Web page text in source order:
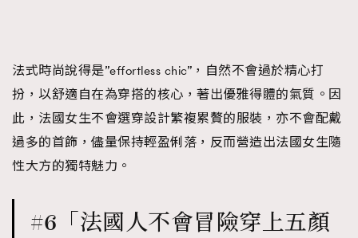
法式時尚說得是”effortless chic”，自然不會過於精心打
扮，以舒適自在為穿搭的核心，著出優雅得體的氣質。因
此，法國女生不會選穿設計繁複累贅的服裝，亦不會配戴
過多的首飾，儘量保持輕盈俐落，反而營造出法國女生隨
性大方的獨特魅力。
#6「法國人不會冒險穿上五顏